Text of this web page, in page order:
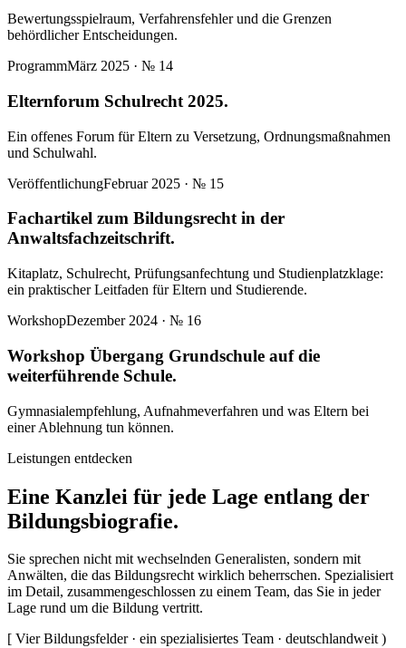
Bewertungsspielraum, Verfahrensfehler und die Grenzen
behördlicher Entscheidungen.
ProgrammMärz 2025 · № 14
Elternforum Schulrecht 2025.
Ein offenes Forum für Eltern zu Versetzung, Ordnungsmaßnahmen
und Schulwahl.
VeröffentlichungFebruar 2025 · № 15
Fachartikel zum Bildungsrecht in der
Anwaltsfachzeitschrift.
Kitaplatz, Schulrecht, Prüfungsanfechtung und Studienplatzklage:
ein praktischer Leitfaden für Eltern und Studierende.
WorkshopDezember 2024 · № 16
Workshop Übergang Grundschule auf die
weiterführende Schule.
Gymnasialempfehlung, Aufnahmeverfahren und was Eltern bei
einer Ablehnung tun können.
Leistungen entdecken
Eine Kanzlei für jede Lage entlang der
Bildungsbiografie.
Sie sprechen nicht mit wechselnden Generalisten, sondern mit
Anwälten, die das Bildungsrecht wirklich beherrschen. Spezialisiert
im Detail, zusammengeschlossen zu einem Team, das Sie in jeder
Lage rund um die Bildung vertritt.
[ Vier Bildungsfelder · ein spezialisiertes Team · deutschlandweit)